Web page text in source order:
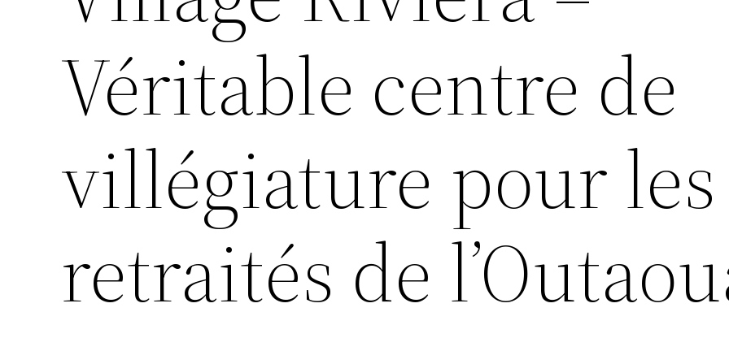
Véritable centre de
villégiature pour les
retraités de